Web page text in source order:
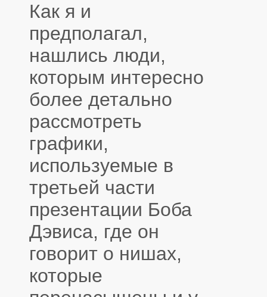
Как я и
предполагал,
нашлись люди,
которым интересно
более детально
рассмотреть
графики,
используемые в
третьей части
презентации Боба
Дэвиса, где он
говорит о нишах,
которые